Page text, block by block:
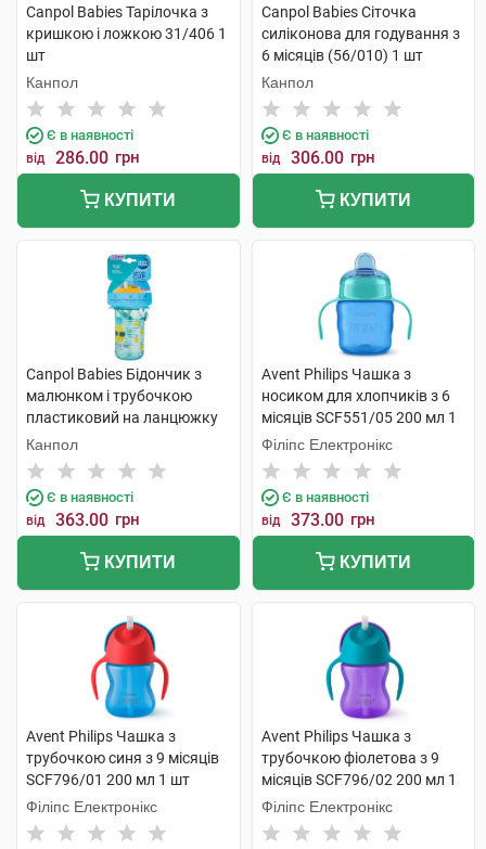
Canpol Babies Тарілочка з
кришкою і ложкою 31/406 1
шт
Канпол
Є в наявності
від 286.00 грн
КУПИТИ
Canpol Babies Сіточка
силіконова для годування з
6 місяців (56/010) 1 шт
Канпол
Є в наявності
від 306.00 грн
КУПИТИ
Canpol Babies Бідончик з
малюнком і трубочкою
пластиковий на ланцюжку
4/102 1 шт
Канпол
Є в наявності
від 363.00 грн
КУПИТИ
Avent Philips Чашка з
носиком для хлопчиків з 6
місяців SCF551/05 200 мл 1
шт
Філіпс Електронікс
Є в наявності
від 373.00 грн
КУПИТИ
Avent Philips Чашка з
трубочкою синя з 9 місяців
SCF796/01 200 мл 1 шт
Філіпс Електронікс
Avent Philips Чашка з
трубочкою фіолетова з 9
місяців SCF796/02 200 мл 1
шт
Філіпс Електронікс